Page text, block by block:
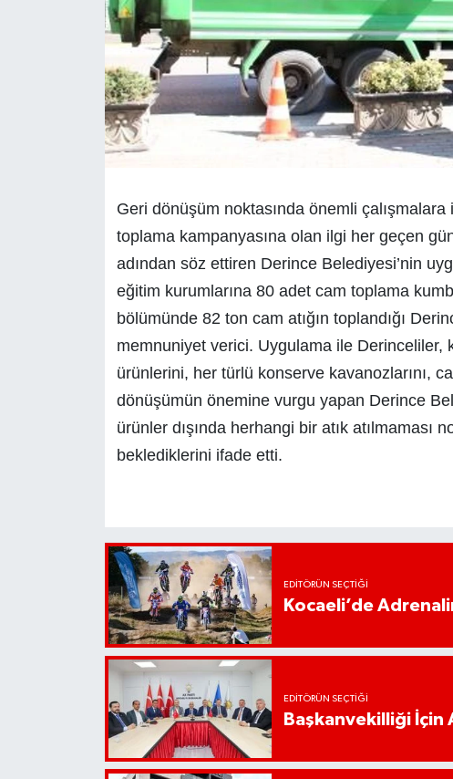
Geri dönüşüm noktasında önemli
toplama kampanyasına olan ilgi her geçen
adından söz ettiren Derince Belediyesi’nin
eğitim kurumlarına 80 adet cam toplama
bölümünde 82 ton cam atığın toplandığı
memnuniyet verici. Uygulama ile Derinceliler,
ürünlerini, her türlü konserve kavanozlarını,
dönüşümün önemine vurgu yapan Derince
ürünler dışında herhangi bir atık atılmaması
beklediklerini ifade etti.
EDITÖRÜN SEÇTIĞI
Kocaeli’de
EDITÖRÜN SEÇTIĞI
Başkanvekilliği İçin